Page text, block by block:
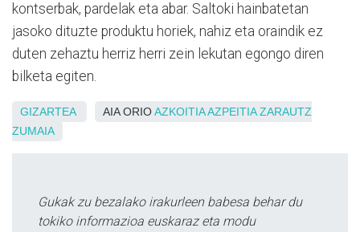
kontserbak, pardelak eta abar. Saltoki hainbatetan
jasoko dituzte produktu horiek, nahiz eta oraindik ez
duten zehaztu herriz herri zein lekutan egongo diren
bilketa egiten.
GIZARTEA AIA ORIOAZKOITIAAZPEITIA ZARAUTZ
ZUMAIA
Gukak zu bezalako irakurleen babesa behar du
tokiko informazioa euskaraz eta modu